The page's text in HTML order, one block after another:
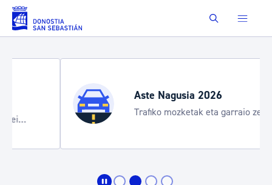
Eduki nagusira joan Buscar
Aste Nagusia 2026
Trafiko mozketak eta garraio zerbitzu
bereziak